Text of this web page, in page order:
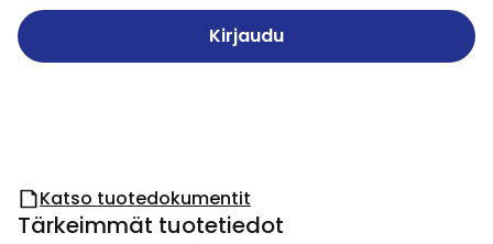
Kirjaudu
Katso tuotedokumentit
Tärkeimmät tuotetiedot